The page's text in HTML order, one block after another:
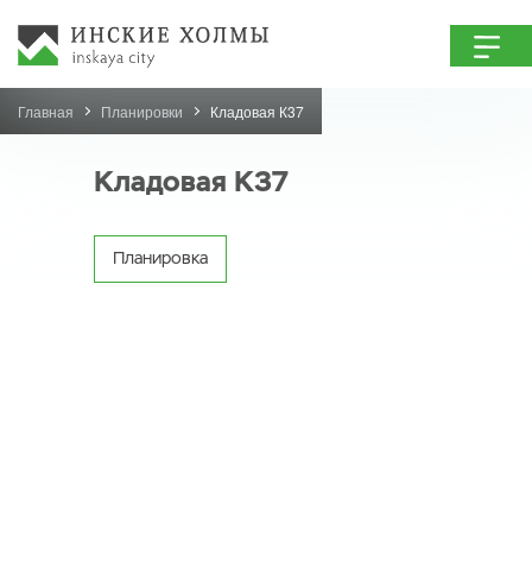
Главная Планировки Кладовая К37
Кладовая К37
Планировка